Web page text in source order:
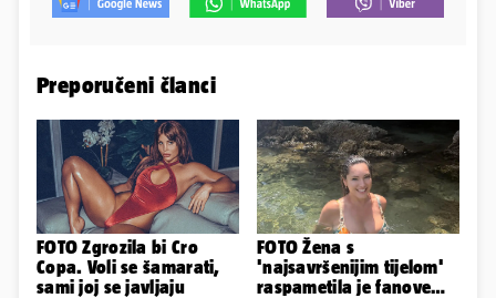
Preporučeni članci
FOTO Zgrozila bi Cro
Copa. Voli se šamarati,
sami joj se javljaju
FOTO Žena s
'najsavršenijim tijelom'
raspametila je fanove